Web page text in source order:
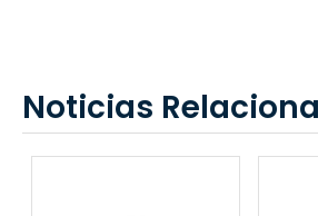
Noticias